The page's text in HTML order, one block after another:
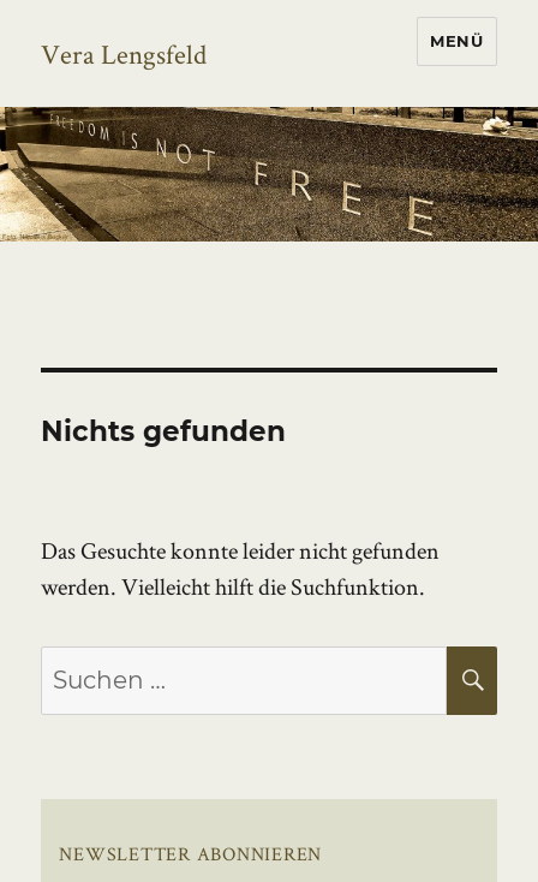
Vera Lengsfeld MENÜ
Nichts gefunden
Das Gesuchte konnte leider nicht gefunden
werden. Vielleicht hilft die Suchfunktion.
Suchen
nach:
NEWSLETTER ABONNIEREN